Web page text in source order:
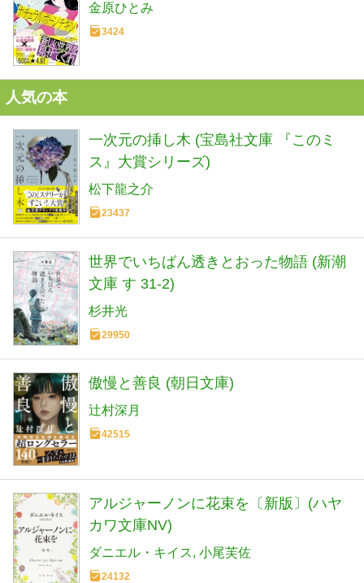
金原ひとみ
3424
人気の本
一次元の挿し木 (宝島社文庫 『このミ
ス』大賞シリーズ)
松下龍之介
23437
世界でいちばん透きとおった物語 (新潮
文庫 す 31-2)
杉井光
29950
傲慢と善良 (朝日文庫)
辻村深月
42515
アルジャーノンに花束を〔新版〕(ハヤ
カワ文庫NV)
ダニエル・キイス 小尾芙佐
24132